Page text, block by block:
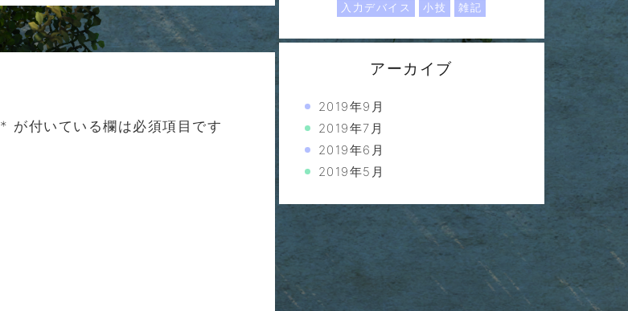
* が付いている欄は必須項目です
入力デバイス
小技 雑記
アーカイブ
2019年9月
2019年7月
2019年6月
2019年5月